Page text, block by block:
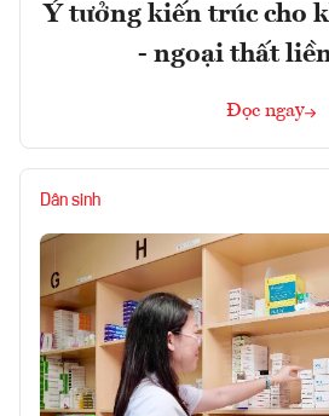
Ý tưởng kiến trúc cho
- ngoại thất
Đọc ngay
Dân sinh